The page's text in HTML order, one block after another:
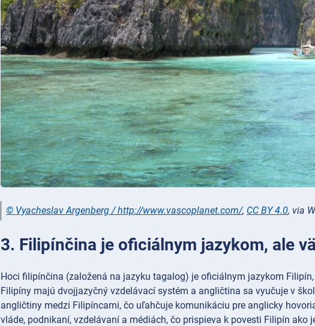
© Vyacheslav Argenberg / http://www.vascoplanet.com/, CC BY 4.0, via
3. Filipínčina je oficiálnym jazykom, ale
Hoci filipínčina (založená na jazyku tagalog) je oficiálnym jazykom
Filipíny majú dvojjazyčný vzdelávací systém a angličtina sa vyučuje v
angličtiny medzi Filipíncami, čo uľahčuje komunikáciu pre anglicky
vláde, podnikaní, vzdelávaní a médiách, čo prispieva k povesti Filipín